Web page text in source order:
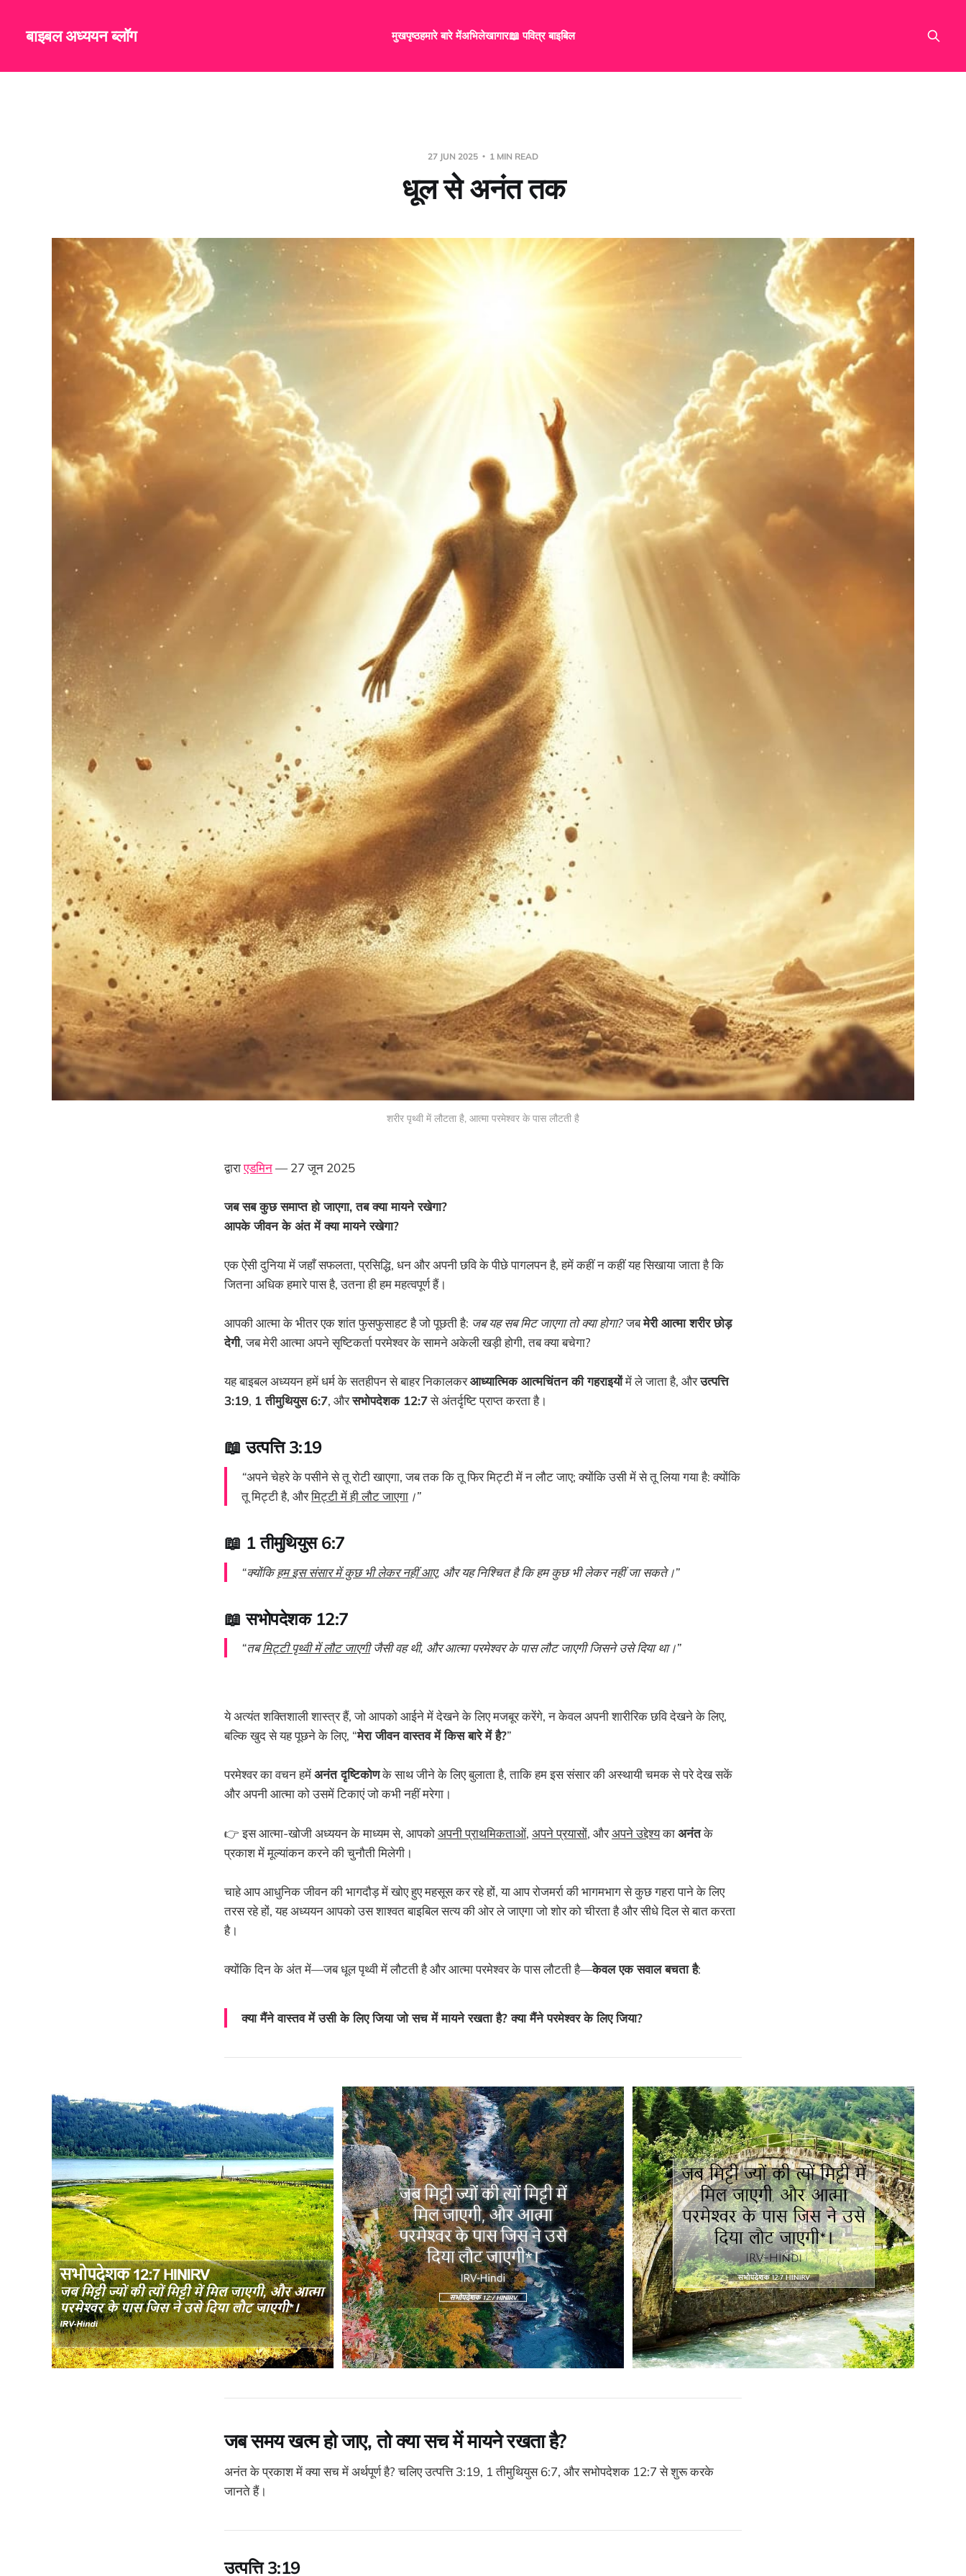
बाइबल अध्ययन ब्लॉग मुखपृष्ठहमारे बारे मेंअभिलेखागार📖 पवित्र बाइबिल
27 JUN 2025 1 MIN READ
धूल से अनंत तक
शरीर पृथ्वी में लौटता है, आत्मा परमेश्वर के पास लौटती है
द्वाराएडमिन— 27 जून 2025
जब सब कुछ समाप्त हो जाएगा, तब क्या मायने रखेगा?
आपके जीवन के अंत में क्या मायने रखेगा?
एक ऐसी दुनिया में जहाँ सफलता, प्रसिद्धि, धन और अपनी छवि के पीछे पागलपन है, हमें कहीं न कहीं यह सिखाया जाता है कि
जितना अधिक हमारे पास है, उतना ही हम महत्वपूर्ण हैं।
आपकी आत्मा के भीतर एक शांत फुसफुसाहट है जो पूछती है: जब यह सब मिट जाएगा तो क्या होगा?जबमेरी आत्मा शरीर छोड़
देगी, जब मेरी आत्मा अपने सृष्टिकर्ता परमेश्वर के सामने अकेली खड़ी होगी, तब क्या बचेगा?
यह बाइबल अध्ययन हमें धर्म के सतहीपन से बाहर निकालकरआध्यात्मिक आत्मचिंतन की गहराइयोंमें ले जाता है, औरउत्पत्ति
3:19, 1 तीमुथियुस 6:7, औरसभोपदेशक 12:7से अंतर्दृष्टि प्राप्त करता है।
📖 उत्पत्ति 3:19
“अपने चेहरे के पसीने से तू रोटी खाएगा, जब तक कि तू फिर मिट्टी में न लौट जाए; क्योंकि उसी में से तू लिया गया है: क्योंकि
तू मिट्टी है, औरमिट्टी में ही लौट जाएगा ।”
📖 1 तीमुथियुस 6:7
“क्योंकिहम इस संसार में कुछ भी लेकर नहीं आए, और यह निश्चित है कि हम कुछ भी लेकर नहीं जा सकते।”
📖 सभोपदेशक 12:7
“तबमिट्टी पृथ्वी में लौट जाएगीजैसी वह थी, और आत्मा परमेश्वर के पास लौट जाएगी जिसने उसे दिया था।”
ये अत्यंत शक्तिशाली शास्त्र हैं, जो आपको आईने में देखने के लिए मजबूर करेंगे, न केवल अपनी शारीरिक छवि देखने के लिए,
बल्कि खुद से यह पूछने के लिए, “मेरा जीवन वास्तव में किस बारे में है?”
परमेश्वर का वचन हमेंअनंत दृष्टिकोणके साथ जीने के लिए बुलाता है, ताकि हम इस संसार की अस्थायी चमक से परे देख सकें
और अपनी आत्मा को उसमें टिकाएं जो कभी नहीं मरेगा।
👉 इस आत्मा-खोजी अध्ययन के माध्यम से, आपकोअपनी प्राथमिकताओं, अपने प्रयासों, औरअपने उद्देश्यकाअनंतके
प्रकाश में मूल्यांकन करने की चुनौती मिलेगी।
चाहे आप आधुनिक जीवन की भागदौड़ में खोए हुए महसूस कर रहे हों, या आप रोजमर्रा की भागमभाग से कुछ गहरा पाने के लिए
तरस रहे हों, यह अध्ययन आपको उस शाश्वत बाइबिल सत्य की ओर ले जाएगा जो शोर को चीरता है और सीधे दिल से बात करता
है।
क्योंकि दिन के अंत में—जब धूल पृथ्वी में लौटती है और आत्मा परमेश्वर के पास लौटती है—केवल एक सवाल बचता है:
क्या मैंने वास्तव में उसी के लिए जिया जो सच में मायने रखता है? क्या मैंने परमेश्वर के लिए जिया?
जब समय खत्म हो जाए, तो क्या सच में मायने रखता है?
अनंत के प्रकाश में क्या सच में अर्थपूर्ण है? चलिए उत्पत्ति 3:19, 1 तीमुथियुस 6:7, और सभोपदेशक 12:7 से शुरू करके
जानते हैं।
उत्पत्ति 3:19